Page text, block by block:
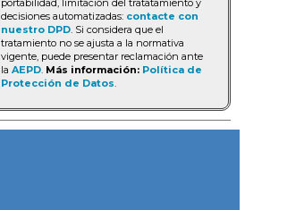
portabilidad, limitación del tratatamiento y
decisiones automatizadas: contacte con
nuestro DPD. Si considera que el
tratamiento no se ajusta a la normativa
vigente, puede presentar reclamación ante
la AEPD. Más información: Política de
Protección de Datos.